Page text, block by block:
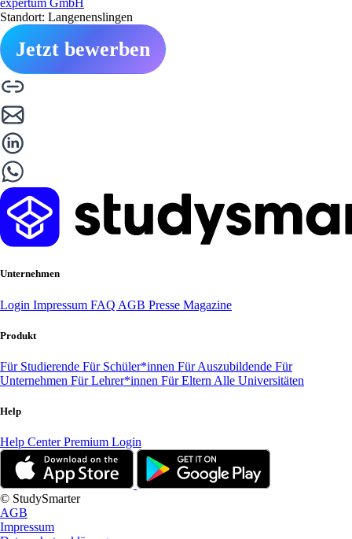
expertum GmbH
Standort: Langenenslingen
Jetzt bewerben
Unternehmen
Login Impressum FAQ AGB Presse Magazine
Produkt
Für Studierende Für Schüler*innen Für Auszubildende Für
Unternehmen Für Lehrer*innen Für Eltern Alle Universitäten
Help
Help CenterPremium Login
© StudySmarter
AGB
Impressum